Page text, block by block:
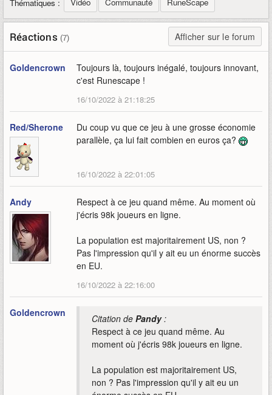
Thématiques :
Réactions (7) Afficher sur le forum
Goldencrown
Toujours là, toujours inégalé, toujours innovant,
c'est Runescape !
16/10/2022 à 21:18:25
Red/Sherone
Du coup vu que ce jeu à une grosse économie
parallèle, ça lui fait combien en euros ça?
16/10/2022 à 22:01:05
Andy
Respect à ce jeu quand même. Au moment où
j'écris 98k joueurs en ligne.
La population est majoritairement US, non ?
Pas l'impression qu'il y ait eu un énorme succès
en EU.
16/10/2022 à 22:16:00
Goldencrown Citation de Pandy:
Respect à ce jeu quand même. Au
moment où j'écris 98k joueurs en ligne.
La population est majoritairement US,
non ? Pas l'impression qu'il y ait eu un